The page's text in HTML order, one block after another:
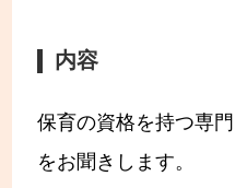
内容
保育の資格を持つ専
をお聞きします。